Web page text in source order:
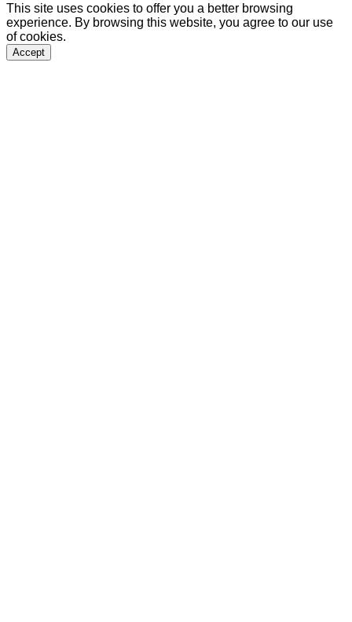
This site uses cookies to offer you a better browsing
experience. By browsing this website, you agree to our use
of cookies.
Accept